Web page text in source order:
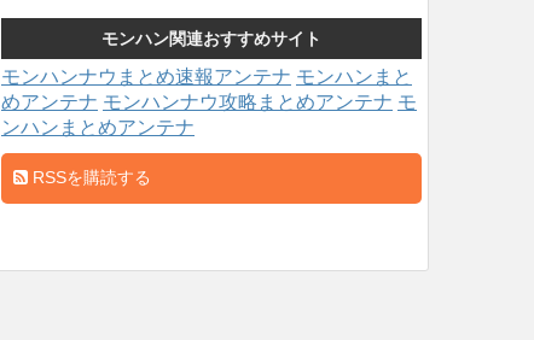
モンハン関連おすすめサイト
モンハンナウまとめ速報アンテナ モンハンまと
めアンテナ モンハンナウ攻略まとめアンテナ モ
ンハンまとめアンテナ
RSSを購読する